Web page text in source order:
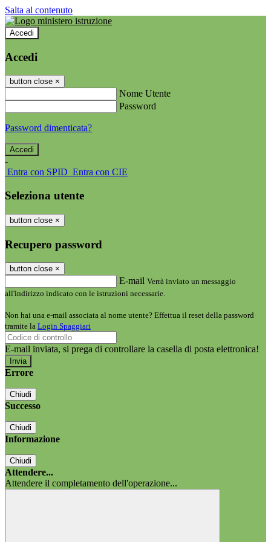
Salta al contenuto
Accedi
Accedi
button close ×
Nome Utente
Password
Password dimenticata?
-
Entra con SPID Entra con CIE
Seleziona utente
button close ×
Recupero password
button close ×
E-mail Verrà inviato un messaggio
all'indirizzo indicato con le istruzioni necessarie.
Non hai una e-mail associata al nome utente? Effettua il reset della password
tramite la Login Spaggiari
E-mail inviata, si prega di controllare la casella di posta elettronica!
Errore
Chiudi
Successo
Chiudi
Informazione
Chiudi
Attendere...
Attendere il completamento dell'operazione...